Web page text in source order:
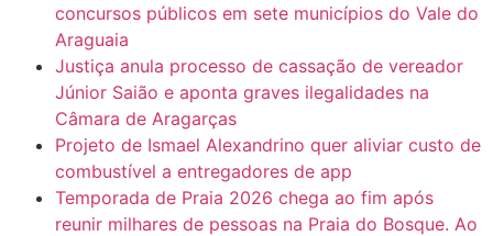
concursos públicos em sete municípios do Vale do
Araguaia
Justiça anula processo de cassação de vereador
Júnior Saião e aponta graves ilegalidades na
Câmara de Aragarças
Projeto de Ismael Alexandrino quer aliviar custo de
combustível a entregadores de app
Temporada de Praia 2026 chega ao fim após
reunir milhares de pessoas na Praia do Bosque. Ao